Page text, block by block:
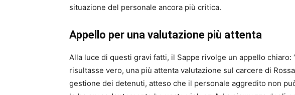
situazione del personale ancora più critica.
Appello per una valutazione più attenta
Alla luce di questi gravi fatti, il Sappe rivolge un appello chiaro:
risultasse vero, una più attenta valutazione sul carcere di
gestione dei detenuti, atteso che il personale aggredito non